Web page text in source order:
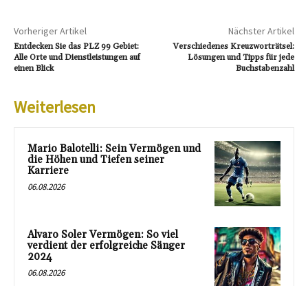
Vorheriger Artikel
Entdecken Sie das PLZ 99 Gebiet:
Alle Orte und Dienstleistungen auf
einen Blick
Nächster Artikel
Verschiedenes Kreuzworträtsel:
Lösungen und Tipps für jede
Buchstabenzahl
Weiterlesen
Mario Balotelli: Sein Vermögen und
die Höhen und Tiefen seiner
Karriere
06.08.2026
Alvaro Soler Vermögen: So viel
verdient der erfolgreiche Sänger
2024
06.08.2026